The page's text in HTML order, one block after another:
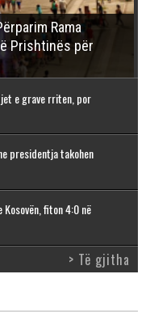
Rama
Prishtinës për
e grave rriten, por
presidentja takohen
fiton 4:0 në
> Të gjitha